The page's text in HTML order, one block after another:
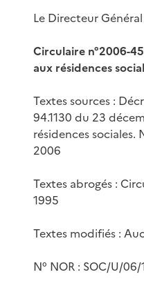
Le Directeur
Circulaire n°2006-
aux résidences
Textes sources :
94.1130 du 23
résidences sociales.
2006
Textes abrogés :
1995
Textes modifiés :
N° NOR : SOC/U/